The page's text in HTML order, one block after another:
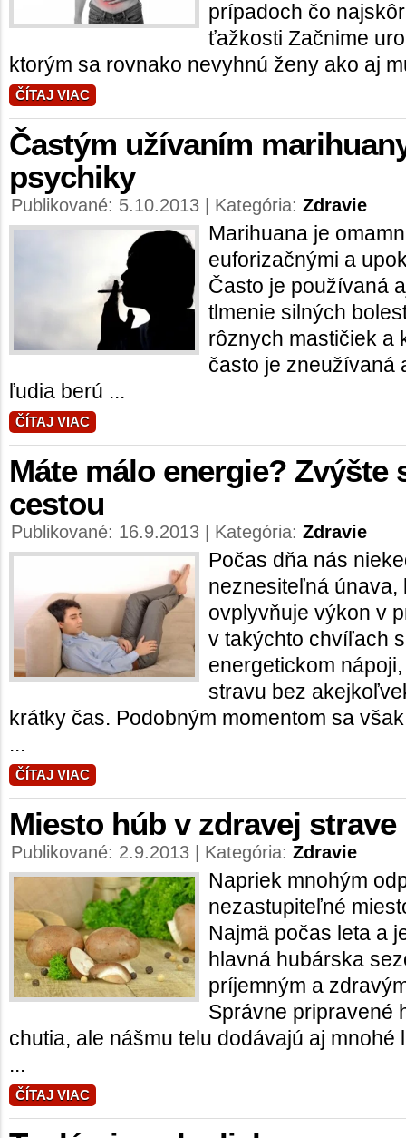
prípadoch čo
ťažkosti Začnime
ktorým sa rovnako nevyhnú ženy ako aj
ČÍTAJ VIAC
Častým užívaním
psychiky
Publikované: 5.10.2013 | Kategória: Zdravie
Marihuana je
euforizačnými a
Často je používaná
tlmenie silných
rôznych mastičiek a
často je zneužívaná
ľudia berú ...
ČÍTAJ VIAC
Máte málo energie?
cestou
Publikované: 16.9.2013 | Kategória: Zdravie
Počas dňa nás
neznesiteľná únava,
ovplyvňuje výkon v
v takýchto chvíľach
energetickom
stravu bez
krátky čas. Podobným momentom sa
...
ČÍTAJ VIAC
Miesto húb v zdravej strave
Publikované: 2.9.2013 | Kategória: Zdravie
Napriek mnohým
nezastupiteľné
Najmä počas leta a
hlavná hubárska
príjemným a
Správne pripravené
chutia, ale nášmu telu dodávajú aj mnohé
...
ČÍTAJ VIAC